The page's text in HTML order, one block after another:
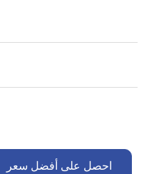
احصل على أفضل سعر